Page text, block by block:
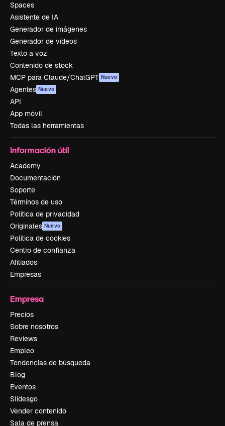
Spaces
Asistente de IA
Generador de imágenes
Generador de vídeos
Texto a voz
Contenido de stock
MCP para Claude/ChatGPT Nuevo
Agentes Nuevo
API
App móvil
Todas las herramientas
Información útil
Academy
Documentación
Soporte
Términos de uso
Política de privacidad
Originales Nuevo
Política de cookies
Centro de confianza
Afiliados
Empresas
Empresa
Precios
Sobre nosotros
Reviews
Empleo
Tendencias de búsqueda
Blog
Eventos
Slidesgo
Vender contenido
Sala de prensa